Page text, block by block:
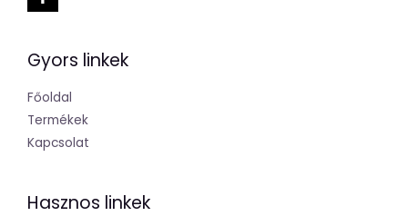
Gyors linkek
Főoldal
Termékek
Kapcsolat
Hasznos linkek